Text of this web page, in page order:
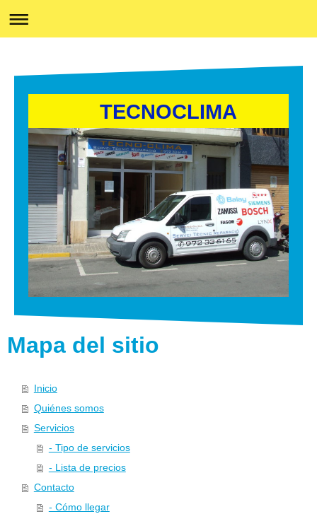
TECNOCLIMA
Mapa del sitio
Inicio
Quiénes somos
Servicios
- Tipo de servicios
- Lista de precios
Contacto
- Cómo llegar